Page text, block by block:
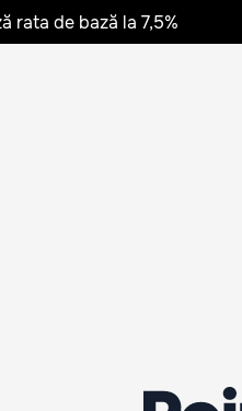
rata de bază la 7,5%